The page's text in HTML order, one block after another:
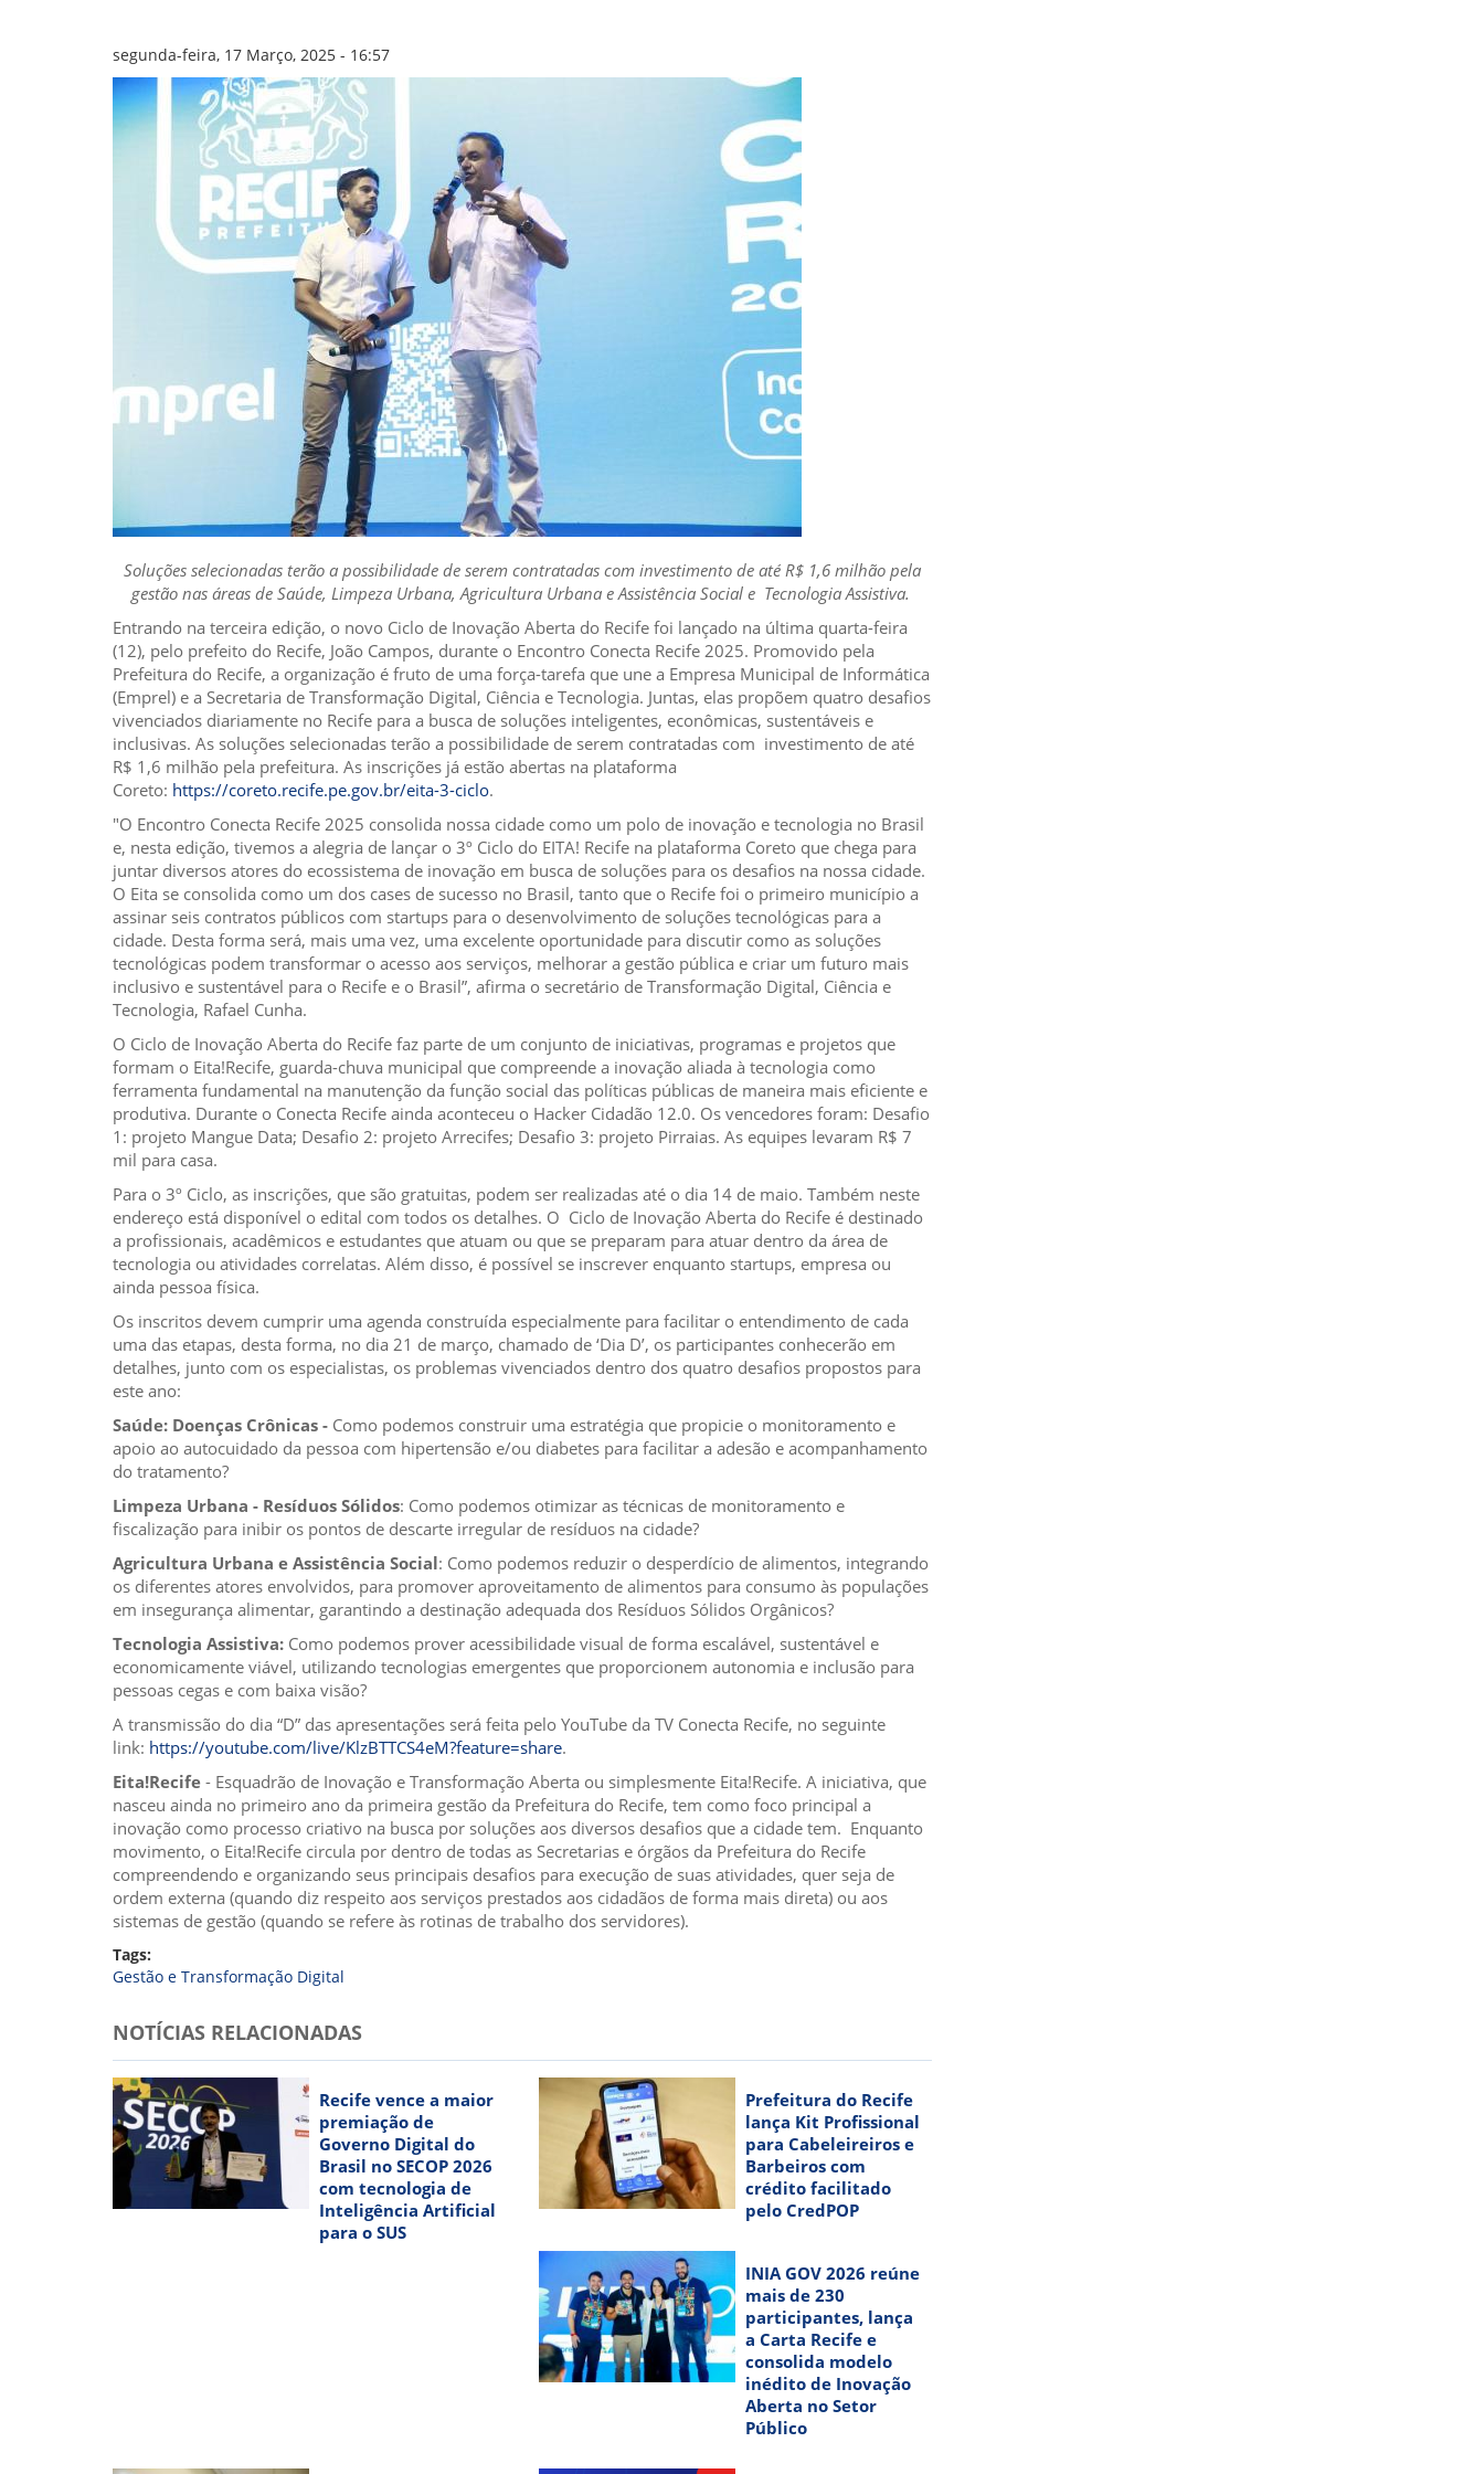
PROGRAMA DE ESTAGIÁRIO
segunda-feira, 17 Março, 2025 - 16:57
Soluções selecionadas terão a possibilidade de serem contratadas com investimento de até R$ 1,6 milhão pela
gestão nas áreas de Saúde, Limpeza Urbana, Agricultura Urbana e Assistência Social e Tecnologia Assistiva.
Entrando na terceira edição, o novo Ciclo de Inovação Aberta do Recife foi lançado na última quarta-feira
(12), pelo prefeito do Recife, João Campos, durante o Encontro Conecta Recife 2025. Promovido pela
Prefeitura do Recife, a organização é fruto de uma força-tarefa que une a Empresa Municipal de Informática
(Emprel) e a Secretaria de Transformação Digital, Ciência e Tecnologia. Juntas, elas propõem quatro desafios
vivenciados diariamente no Recife para a busca de soluções inteligentes, econômicas, sustentáveis e
inclusivas. As soluções selecionadas terão a possibilidade de serem contratadas com investimento de até
R$ 1,6 milhão pela prefeitura. As inscrições já estão abertas na plataforma
Coreto: https://coreto.recife.pe.gov.br/eita-3-ciclo.
"O Encontro Conecta Recife 2025 consolida nossa cidade como um polo de inovação e tecnologia no Brasil
e, nesta edição, tivemos a alegria de lançar o 3º Ciclo do EITA! Recife na plataforma Coreto que chega para
juntar diversos atores do ecossistema de inovação em busca de soluções para os desafios na nossa cidade.
O Eita se consolida como um dos cases de sucesso no Brasil, tanto que o Recife foi o primeiro município a
assinar seis contratos públicos com startups para o desenvolvimento de soluções tecnológicas para a
cidade. Desta forma será, mais uma vez, uma excelente oportunidade para discutir como as soluções
tecnológicas podem transformar o acesso aos serviços, melhorar a gestão pública e criar um futuro mais
inclusivo e sustentável para o Recife e o Brasil”, afirma o secretário de Transformação Digital, Ciência e
Tecnologia, Rafael Cunha.
O Ciclo de Inovação Aberta do Recife faz parte de um conjunto de iniciativas, programas e projetos que
formam o Eita!Recife, guarda-chuva municipal que compreende a inovação aliada à tecnologia como
ferramenta fundamental na manutenção da função social das políticas públicas de maneira mais eficiente e
produtiva. Durante o Conecta Recife ainda aconteceu o Hacker Cidadão 12.0. Os vencedores foram: Desafio
1: projeto Mangue Data; Desafio 2: projeto Arrecifes; Desafio 3: projeto Pirraias. As equipes levaram R$ 7
mil para casa.
Para o 3º Ciclo, as inscrições, que são gratuitas, podem ser realizadas até o dia 14 de maio. Também neste
endereço está disponível o edital com todos os detalhes. O Ciclo de Inovação Aberta do Recife é destinado
a profissionais, acadêmicos e estudantes que atuam ou que se preparam para atuar dentro da área de
tecnologia ou atividades correlatas. Além disso, é possível se inscrever enquanto startups, empresa ou
ainda pessoa física.
Os inscritos devem cumprir uma agenda construída especialmente para facilitar o entendimento de cada
uma das etapas, desta forma, no dia 21 de março, chamado de ‘Dia D’, os participantes conhecerão em
detalhes, junto com os especialistas, os problemas vivenciados dentro dos quatro desafios propostos para
este ano:
Saúde: Doenças Crônicas - Como podemos construir uma estratégia que propicie o monitoramento e
apoio ao autocuidado da pessoa com hipertensão e/ou diabetes para facilitar a adesão e acompanhamento
do tratamento?
Limpeza Urbana - Resíduos Sólidos: Como podemos otimizar as técnicas de monitoramento e
fiscalização para inibir os pontos de descarte irregular de resíduos na cidade?
Agricultura Urbana e Assistência Social: Como podemos reduzir o desperdício de alimentos, integrando
os diferentes atores envolvidos, para promover aproveitamento de alimentos para consumo às populações
em insegurança alimentar, garantindo a destinação adequada dos Resíduos Sólidos Orgânicos?
Tecnologia Assistiva: Como podemos prover acessibilidade visual de forma escalável, sustentável e
economicamente viável, utilizando tecnologias emergentes que proporcionem autonomia e inclusão para
pessoas cegas e com baixa visão?
A transmissão do dia “D” das apresentações será feita pelo YouTube da TV Conecta Recife, no seguinte
link: https://youtube.com/live/KlzBTTCS4eM?feature=share.
Eita!Recife - Esquadrão de Inovação e Transformação Aberta ou simplesmente Eita!Recife. A iniciativa, que
nasceu ainda no primeiro ano da primeira gestão da Prefeitura do Recife, tem como foco principal a
inovação como processo criativo na busca por soluções aos diversos desafios que a cidade tem. Enquanto
movimento, o Eita!Recife circula por dentro de todas as Secretarias e órgãos da Prefeitura do Recife
compreendendo e organizando seus principais desafios para execução de suas atividades, quer seja de
ordem externa (quando diz respeito aos serviços prestados aos cidadãos de forma mais direta) ou aos
sistemas de gestão (quando se refere às rotinas de trabalho dos servidores).
Tags:
Gestão e Transformação Digital
NOTÍCIAS RELACIONADAS
Recife vence a maior
premiação de
Governo Digital do
Brasil no SECOP 2026
com tecnologia de
Inteligência Artificial
para o SUS
Prefeitura do Recife
lança Kit Profissional
para Cabeleireiros e
Barbeiros com
crédito facilitado
pelo CredPOP
INIA GOV 2026 reúne
mais de 230
participantes, lança
a Carta Recife e
consolida modelo
inédito de Inovação
Aberta no Setor
Público